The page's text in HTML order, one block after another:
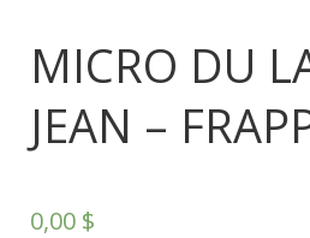
MICRO DU
JEAN –
0,00 $